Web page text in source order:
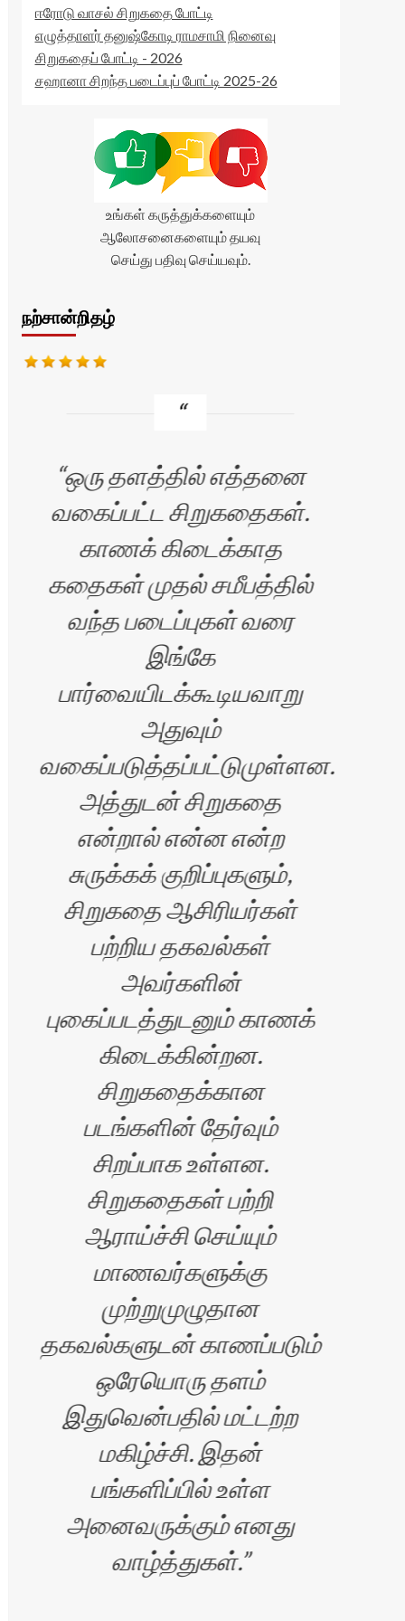
ஈரோடு வாசல் சிறுகதை போட்டி
எழுத்தாளர் தனுஷ்கோடி ராமசாமி நினைவு
சிறுகதைப் போட்டி - 2026
சஹானா சிறந்த படைப்புப் போட்டி 2025-26
உங்கள் கருத்துக்களையும்
ஆலோசனைகளையும் தயவு
செய்து பதிவு செய்யவும்.
நற்சான்றிதழ்
ஒரு தளத்தில் எத்தனை
வகைப்பட்ட சிறுகதைகள்.
காணக் கிடைக்காத
கதைகள் முதல் சமீபத்தில்
வந்த படைப்புகள் வரை
இங்கே
பார்வையிடக்கூடியவாறு
அதுவும்
வகைப்படுத்தப்பட்டுமுள்ளன.
அத்துடன் சிறுகதை
என்றால் என்ன என்ற
சுருக்கக் குறிப்புகளும்,
சிறுகதை ஆசிரியர்கள்
பற்றிய தகவல்கள்
அவர்களின்
புகைப்படத்துடனும் காணக்
கிடைக்கின்றன.
சிறுகதைக்கான
படங்களின் தேர்வும்
சிறப்பாக உள்ளன.
சிறுகதைகள் பற்றி
ஆராய்ச்சி செய்யும்
மாணவர்களுக்கு
முற்றுமுழுதான
தகவல்களுடன் காணப்படும்
ஒரேயொரு தளம்
இதுவென்பதில் மட்டற்ற
மகிழ்ச்சி. இதன்
பங்களிப்பில் உள்ள
அனைவருக்கும் எனது
வாழ்த்துகள்.